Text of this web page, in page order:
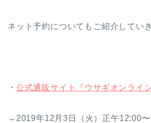
ネット予約についてもご紹介してい
・ 公式通販サイト『ウサギオンライン
→2019年12月3日（火）正午12:00〜